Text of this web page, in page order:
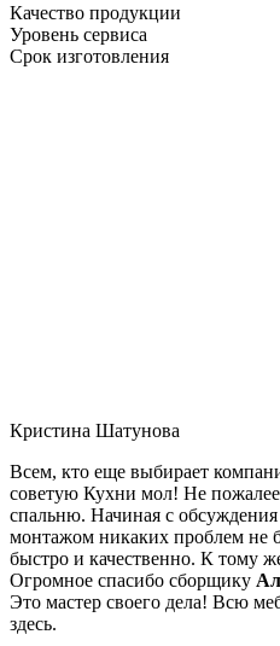
Качество продукции
Уровень сервиса
Срок изготовления
Кристина Шатунова
Всем, кто еще выбирает
советую Кухни мол! Не
спальню. Начиная с обсуждения
монтажом никаких проблем не
быстро и качественно. К тому
Огромное спасибо сборщику
Это мастер своего дела! Всю
здесь.